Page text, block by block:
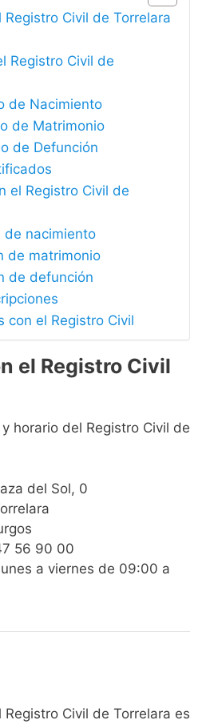
Civil de Torrelara
Registro Civil de
de Nacimiento
de Matrimonio
de Defunción
el Registro Civil de
de nacimiento
de matrimonio
de defunción
con el Registro Civil
el Registro Civil
horario del Registro Civil de
del Sol, 0
56 90 00
a viernes de 09:00 a
Civil de Torrelara es